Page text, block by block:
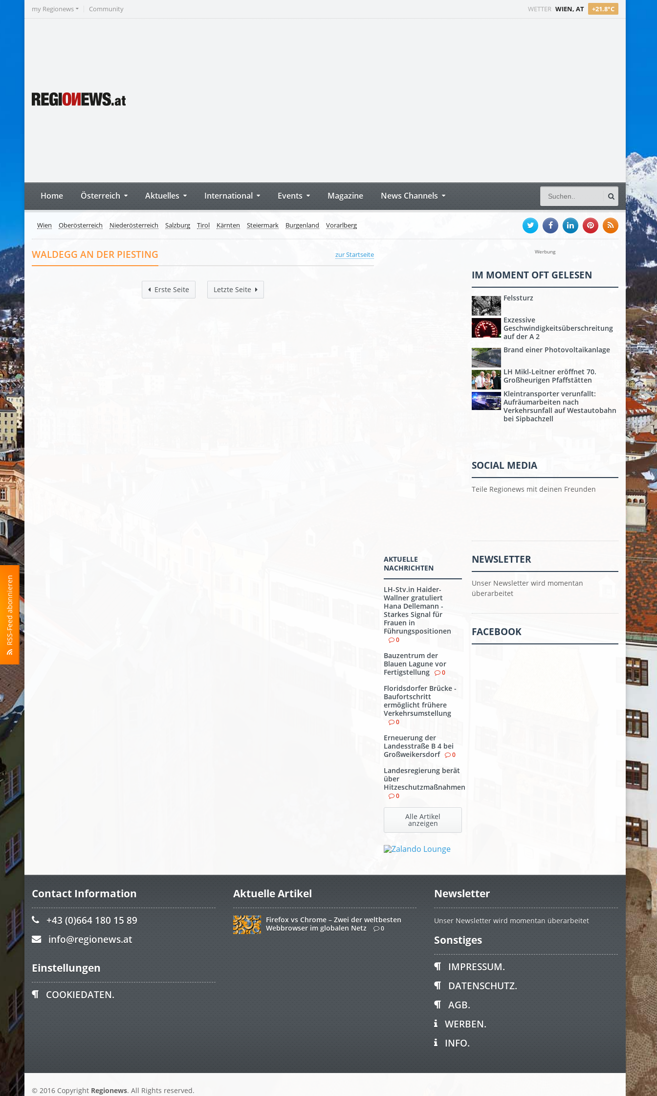
RSS-Feed abonnieren
WETTER WIEN, AT +21.8°C
my Regionews Community
Home Österreich Aktuelles International Events Magazine News Channels
Wien Oberösterreich Niederösterreich Salzburg Tirol Kärnten Steiermark Burgenland Vorarlberg
zur Startseite
WALDEGG AN DER PIESTING
Erste Seite Letzte Seite
AKTUELLE
NACHRICHTEN
LH-Stv.in Haider-
Wallner gratuliert
Hana Dellemann -
Starkes Signal für
Frauen in
Führungspositionen
0
Bauzentrum der
Blauen Lagune vor
Fertigstellung
0
Floridsdorfer Brücke -
Baufortschritt
ermöglicht frühere
Verkehrsumstellung
0
Erneuerung der
Landesstraße B 4 bei
Großweikersdorf
0
Landesregierung berät
über
Hitzeschutzmaßnahmen
0
Alle Artikel
anzeigen
Werbung
IM MOMENT OFT GELESEN
Felssturz
Exzessive
Geschwindigkeitsüberschreitung
auf der A 2
Brand einer Photovoltaikanlage
LH Mikl-Leitner eröffnet 70.
Großheurigen Pfaffstätten
Kleintransporter verunfallt:
Aufräumarbeiten nach
Verkehrsunfall auf Westautobahn
bei Sipbachzell
SOCIAL MEDIA
Teile Regionews mit deinen Freunden
NEWSLETTER
Unser Newsletter wird momentan
überarbeitet
FACEBOOK
Contact Information
+43 (0)664 180 15 89
info@regionews.at
Einstellungen
COOKIEDATEN.
Aktuelle Artikel
Firefox vs Chrome – Zwei der weltbesten
Webbrowser im globalen Netz
0
Newsletter
Unser Newsletter wird momentan überarbeitet
Sonstiges
IMPRESSUM.
DATENSCHUTZ.
AGB.
WERBEN.
INFO.
© 2016 Copyright Regionews. All Rights reserved.